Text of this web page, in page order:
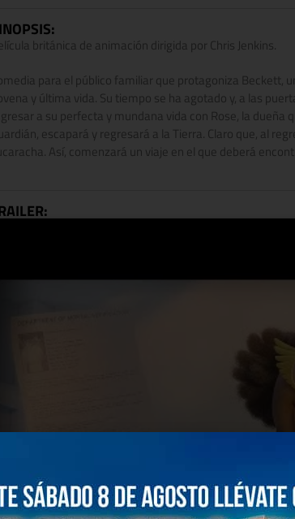
británica de animación dirigida por Chris Jenkins.
para el público familiar que protagoniza Beckett,
y última vida. Su tiempo se ha agotado y, a las
a su perfecta y mundana vida con Rose, la dueña
escapará y regresará a la Tierra. Claro que, al
Así, comenzará un viaje en el que deberá